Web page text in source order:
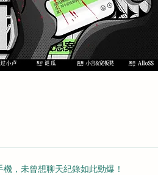
，未曾想聊天紀錄如此勁爆！